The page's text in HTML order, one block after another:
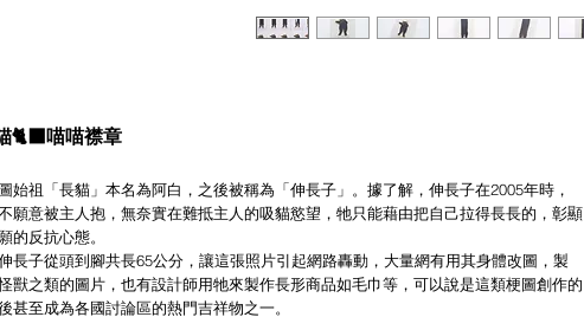
🐈‍⬛喵喵襟章
始祖「長貓」本名為阿白，之後被稱為「伸長子」。據了解，伸長子在2005年時，
願意被主人抱，無奈實在難抵主人的吸貓慾望，牠只能藉由把自己拉得長長的，彰顯
的反抗心態。
長子從頭到腳共長65公分，讓這張照片引起網路轟動，大量網有用其身體改圖，製
獸之類的圖片，也有設計師用牠來製作長形商品如毛巾等，可以說是這類梗圖創作的
甚至成為各國討論區的熱門吉祥物之一。